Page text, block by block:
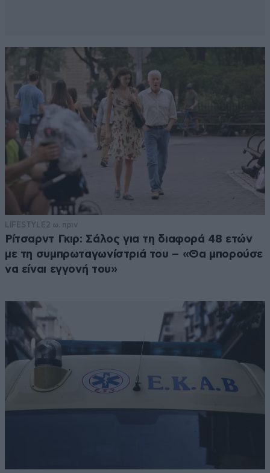
LIFESTYLE2 ω. πριν
Ρίτσαρντ Γκιρ: Σάλος για τη διαφορά 48 ετών
με τη συμπρωταγωνίστριά του – «Θα μπορούσε
να είναι εγγονή του»